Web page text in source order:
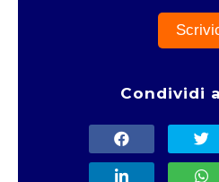
Condividi